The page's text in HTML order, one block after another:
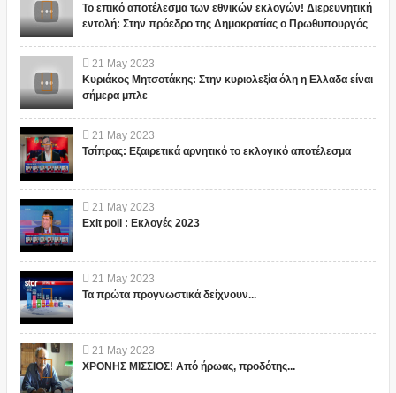
Το επικό αποτέλεσμα των εθνικών εκλογών! Διερευνητική
εντολή: Στην πρόεδρο της Δημοκρατίας ο Πρωθυπουργός
21 May 2023
Κυριάκος Μητσοτάκης: Στην κυριολεξία όλη η Ελλαδα είναι
σήμερα μπλε
21 May 2023
Τσίπρας: Εξαιρετικά αρνητικό το εκλογικό αποτέλεσμα
21 May 2023
Exit poll : Εκλογές 2023
21 May 2023
Τα πρώτα προγνωστικά δείχνουν...
21 May 2023
ΧΡΟΝΗΣ ΜΙΣΣΙΟΣ! Από ήρωας, προδότης...